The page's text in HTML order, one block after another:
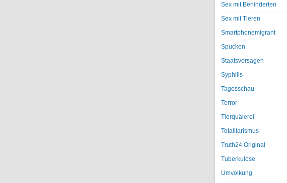
Sex mit Behinderten
Sex mit Tieren
Smartphonemigrant
Spucken
Staatsversagen
Syphilis
Tagesschau
Terror
Tierquälerei
Totalitarismus
Truth24 Original
Tuberkulose
Umvolkung